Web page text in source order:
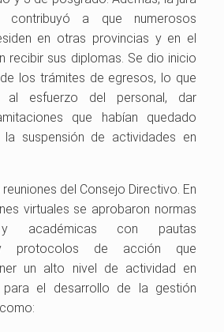
a que numerosos
en otras provincias y en el
recibir sus diplomas. Se dio inicio
los trámites de egresos, lo que
al esfuerzo del personal, dar
que habían quedado
la suspensión de actividades en
del Consejo Directivo. En
virtuales se aprobaron normas
y académicas con pautas
y protocolos de acción que
un alto nivel de actividad en
para el desarrollo de la gestión